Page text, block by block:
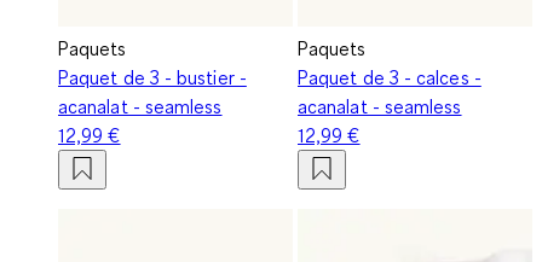
Paquets
Paquet de 3 - bustier -
acanalat - seamless
12,99 €
Paquets
Paquet de 3 - calces -
acanalat - seamless
12,99 €